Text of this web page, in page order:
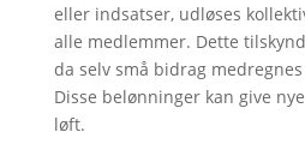
eller indsatser, udløses
alle medlemmer. Dette
da selv små bidrag
Disse belønninger kan give
løft.